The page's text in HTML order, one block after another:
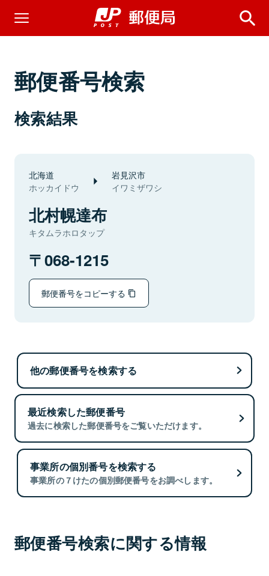
郵便番号検索
検索結果
北海道
ホッカイドウ
岩見沢市
イワミザワシ
北村幌達布
キタムラホロタップ
068-1215
郵便番号をコピーする
他の郵便番号を検索する
最近検索した郵便番号
過去に検索した郵便番号をご覧いただけます。
事業所の個別番号を検索する
事業所の７けたの個別郵便番号をお調べします。
郵便番号検索に関する情報